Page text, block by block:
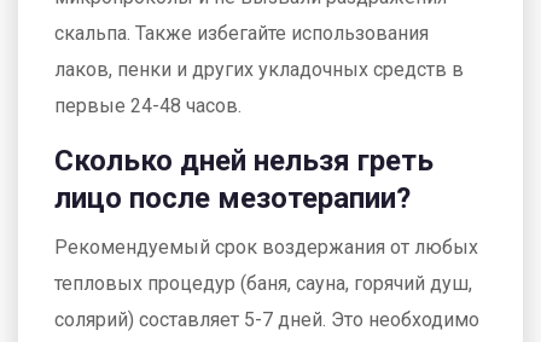
скальпа. Также избегайте использования
лаков, пенки и других укладочных средств в
первые 24-48 часов.
Сколько дней нельзя греть
лицо после мезотерапии?
Рекомендуемый срок воздержания от любых
тепловых процедур (баня, сауна, горячий душ,
солярий) составляет 5-7 дней. Это необходимо